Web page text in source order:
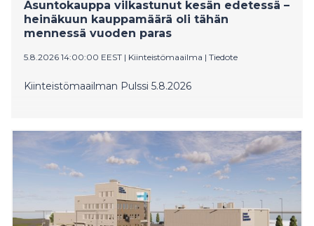
Asuntokauppa vilkastunut kesän edetessä –
heinäkuun kauppamäärä oli tähän
mennessä vuoden paras
5.8.2026 14:00:00 EEST | Kiinteistömaailma | Tiedote
Kiinteistömaailman Pulssi 5.8.2026